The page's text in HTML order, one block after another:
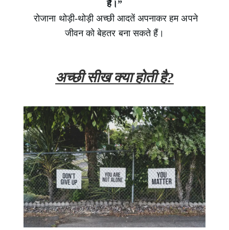
हैं।”
रोजाना थोड़ी-थोड़ी अच्छी आदतें अपनाकर हम अपने
जीवन को बेहतर बना सकते हैं।
अच्छी सीख क्या होती है?